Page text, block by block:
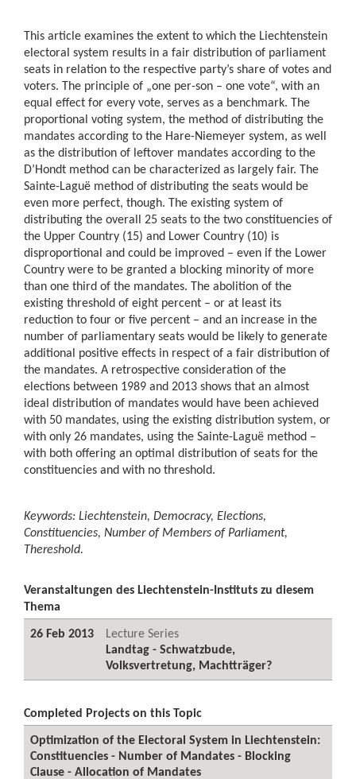
This article examines the extent to which the Liechtenstein
electoral system results in a fair distribution of parliament
seats in relation to the respective party’s share of votes and
voters. The principle of „one per-son – one vote“, with an
equal effect for every vote, serves as a benchmark. The
proportional voting system, the method of distributing the
mandates according to the Hare-Niemeyer system, as well
as the distribution of leftover mandates according to the
D’Hondt method can be characterized as largely fair. The
Sainte-Laguë method of distributing the seats would be
even more perfect, though. The existing system of
distributing the overall 25 seats to the two constituencies of
the Upper Country (15) and Lower Country (10) is
disproportional and could be improved – even if the Lower
Country were to be granted a blocking minority of more
than one third of the mandates. The abolition of the
existing threshold of eight percent – or at least its
reduction to four or five percent – and an increase in the
number of parliamentary seats would be likely to generate
additional positive effects in respect of a fair distribution of
the mandates. A retrospective consideration of the
elections between 1989 and 2013 shows that an almost
ideal distribution of mandates would have been achieved
with 50 mandates, using the existing distribution system, or
with only 26 mandates, using the Sainte-Laguë method –
with both offering an optimal distribution of seats for the
constituencies and with no threshold.
Keywords: Liechtenstein, Democracy, Elections,
Constituencies, Number of Members of Parliament,
Thereshold.
Veranstaltungen des Liechtenstein-Instituts zu diesem
Thema
26 Feb 2013
Lecture Series
Landtag - Schwatzbude,
Volksvertretung, Machtträger?
Completed Projects on this Topic
Optimization of the Electoral System in Liechtenstein:
Constituencies - Number of Mandates - Blocking
Clause - Allocation of Mandates